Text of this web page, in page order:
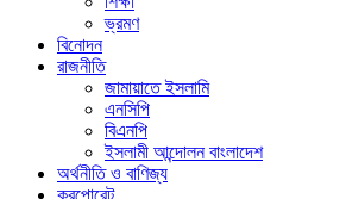
ভ্রমণ
বিনোদন
রাজনীতি
জামায়াতে ইসলামি
এনসিপি
বিএনপি
ইসলামী আন্দোলন বাংলাদেশ
অর্থনীতি ও বাণিজ্য
করপোরেট